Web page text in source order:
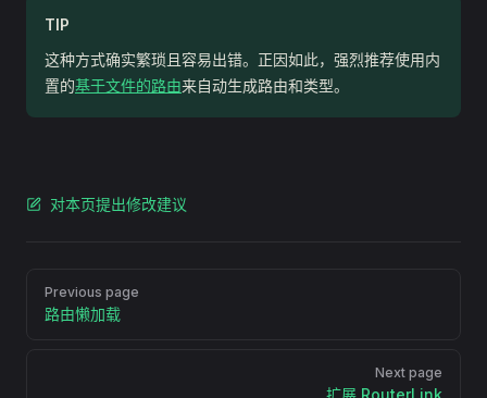
TIP
这种方式确实繁琐且容易出错。正因如此，强烈推荐使用内
置的基于文件的路由来自动生成路由和类型。
对本页提出修改建议
Previous page
路由懒加载
Next page
扩展 RouterLink